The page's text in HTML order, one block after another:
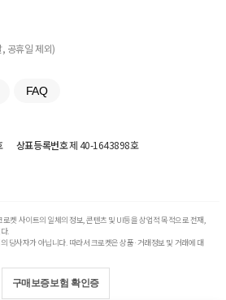
공휴일 제외)
FAQ
상표등록번호제 40-1643898호
켓 사이트의 일체의 정보, 콘텐츠 및 UI등을 상업적 목적으로 전재,
.
당사자가 아닙니다. 따라서 크로켓은 상품·거래정보 및 거래에 대
구매보증보험 확인증